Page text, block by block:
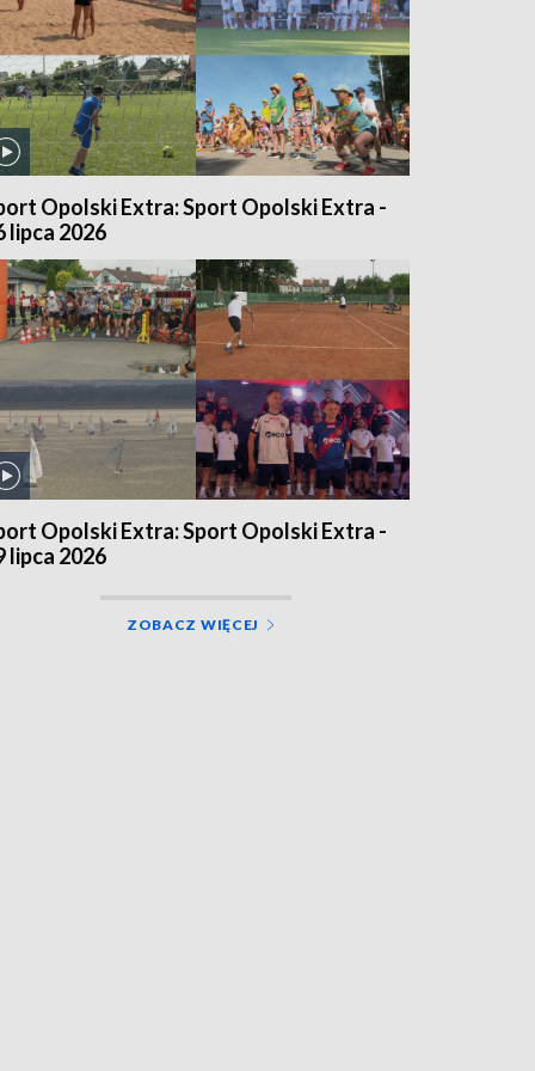
Opolski Extra: Sport Opolski Extra -
lipca 2026
Opolski Extra: Sport Opolski Extra -
lipca 2026
ZOBACZ WIĘCEJ